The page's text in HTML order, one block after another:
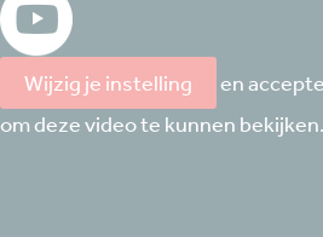
Wijzig je instelling
en
om deze video te kunnen bekijken.